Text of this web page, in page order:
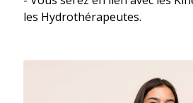
les Hydrothérapeutes.